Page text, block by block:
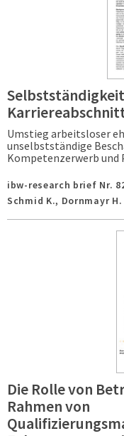
Umstieg arbeitsloser
unselbstständige
Kompetenzerwerb
ibw-research brief Nr.
Schmid K., Dornmayr H.
Die Rolle von
Rahmen von